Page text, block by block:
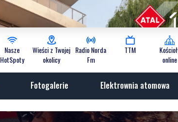
Nasze
HotSpoty
Wieści z Twojej
okolicy
Radio Norda
Fm
TTM
online
Fotogalerie Elektrownia atomowa